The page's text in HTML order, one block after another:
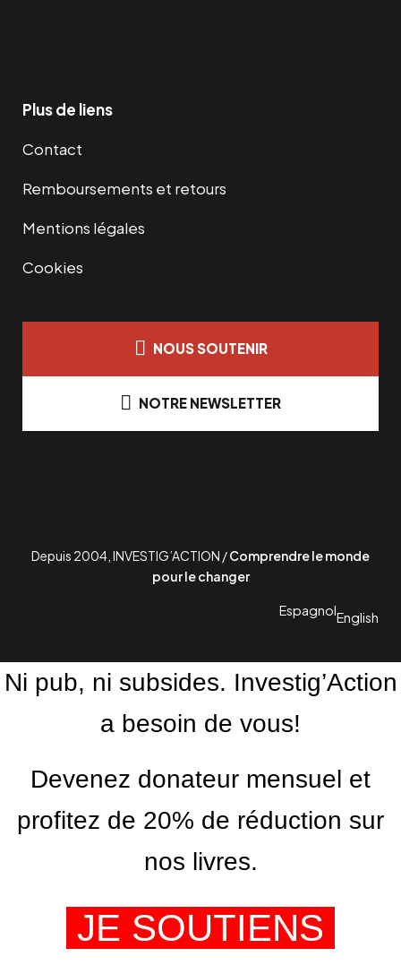
Plus de liens
Contact
Remboursements et retours
Mentions légales
Cookies
NOUS SOUTENIR
NOTRE NEWSLETTER
Depuis 2004, INVESTIG’ACTION /Comprendre le monde
pour le changer
EspagnolEnglish
Ni pub, ni subsides. Investig’Action
a besoin de vous!
Devenez donateur mensuel et
profitez de 20% de réduction sur
nos livres.
JE SOUTIENS